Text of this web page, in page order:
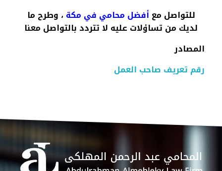
للتواصل مع أفضل محامي في مكة ، وطرح ما
لديك من تساؤلات عليه لا تتردد بالتواصل معنا
المصادر
رقم تعريف صاحب العمل